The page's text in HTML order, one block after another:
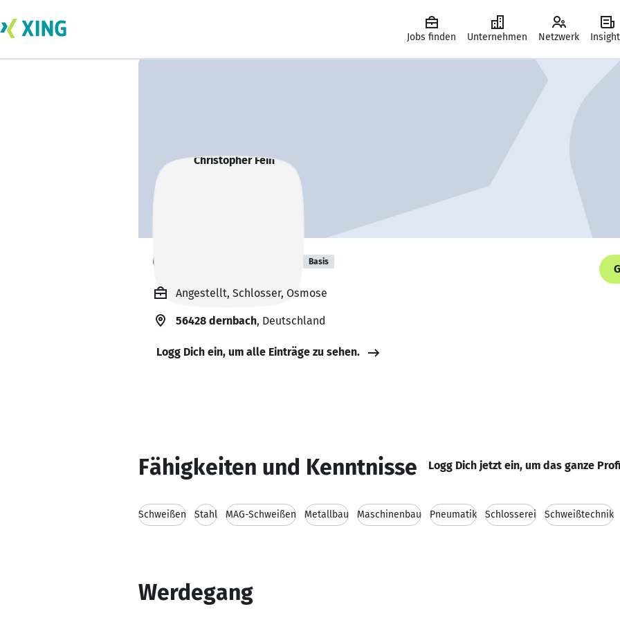
Jobs finden Unternehmen Netzwerk
Christopher Fein Basis
Angestellt, Schlosser, Osmose
56428 dernbach, Deutschland
Logg Dich ein, um alle Einträge zu sehen.
Fähigkeiten und Kenntnisse Logg Dich jetzt ein, um das ganze
Schweißen Stahl MAG-Schweißen Metallbau Maschinenbau Pneumatik Schlosserei Schweißtechnik
Werdegang